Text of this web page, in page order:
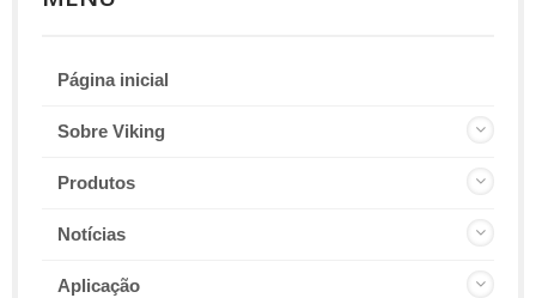
Página inicial
Sobre Viking
Produtos
Notícias
Aplicação